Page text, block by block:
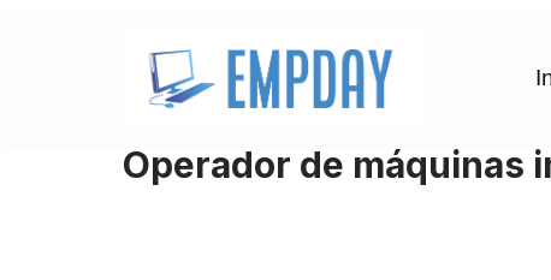
Operador de máquinas